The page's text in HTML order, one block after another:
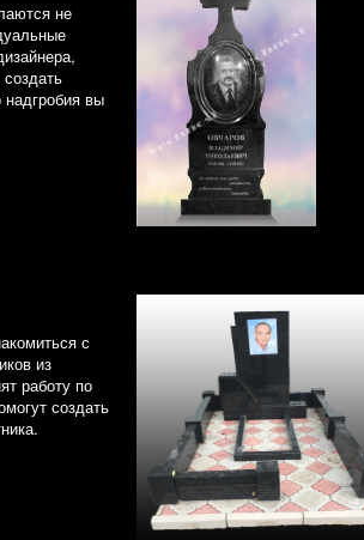
не
надгробия вы
с
из
работу по
создать